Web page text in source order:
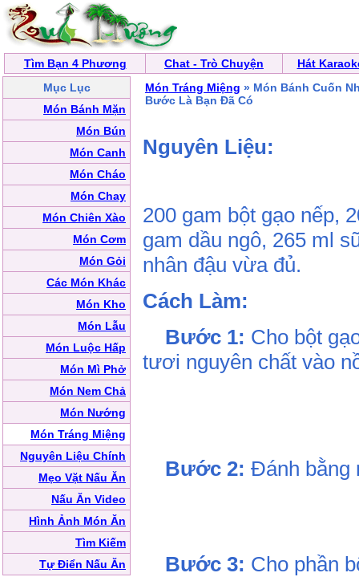
Tìm Bạn 4 Phương Chat - Trò Chuyện
Hát
Mục Lục
Món Bánh Mặn
Món Bún
Món Canh
Món Cháo
Món Chay
Món Chiên Xào
Món Cơm
Món Gỏi
Các Món Khác
Món Kho
Món Lẫu
Món Luộc Hấp
Món Mì Phở
Món Nem Chả
Món Nướng
Món Tráng Miệng
Nguyên Liệu Chính
Mẹo Vặt Nấu Ăn
Nấu Ăn Video
Hình Ảnh Món Ăn
Tìm Kiếm
Tự Điển Nấu Ăn
Món Tráng Miệng » Món Bánh Cuốn
Bước Là Bạn Đã Có
Nguyên Liệu:
200 gam bột gạo nếp,
gam dầu ngô, 265 ml
nhân đậu vừa đủ.
Cách Làm:
Bước 1: Cho bột
tươi nguyên chất vào
Bước 2: Đánh bằng
Bước 3: Cho phần